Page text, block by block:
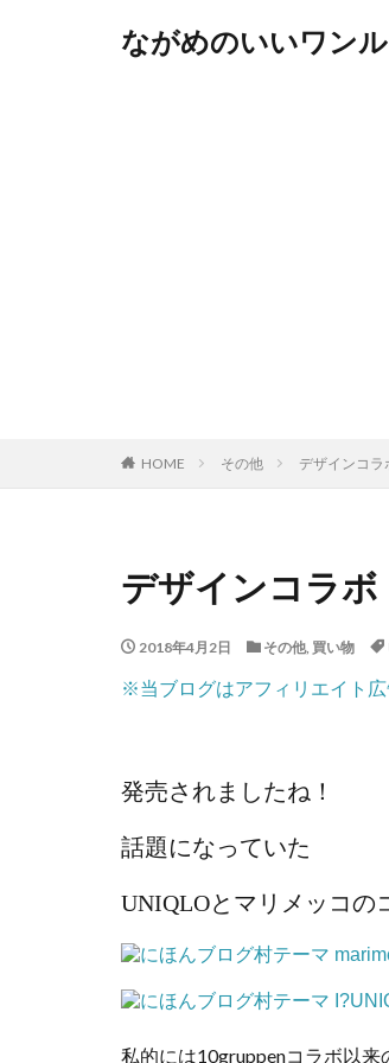
ながめのいいワン
HOME その他 デザインコラ
デザインコラボ
2018年4月2日 その他, 買い物
※当ブログはアフィリエイト
発売されましたね！
話題になっていた
UNIQLOとマリメッコの
私的には10gruppenコラボ以来